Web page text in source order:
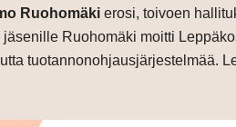
Ruohomäki erosi, toivoen
Ruohomäki moitti
tuotannonohjausjärjestelmää.